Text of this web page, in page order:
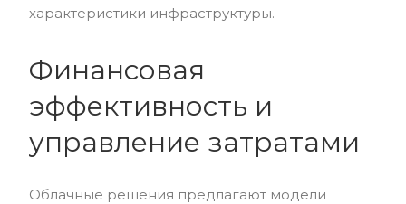
характеристики инфраструктуры.
Финансовая
эффективность и
управление затратами
Облачные решения предлагают модели